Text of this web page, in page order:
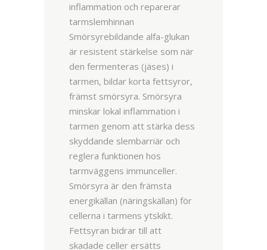
inflammation och reparerar
tarmslemhinnan
Smörsyrebildande alfa-glukan
är resistent stärkelse som när
den fermenteras (jäses) i
tarmen, bildar korta fettsyror,
främst smörsyra. Smörsyra
minskar lokal inflammation i
tarmen genom att stärka dess
skyddande slembarriär och
reglera funktionen hos
tarmväggens immunceller.
Smörsyra är den främsta
energikällan (näringskällan) för
cellerna i tarmens ytskikt.
Fettsyran bidrar till att
skadade celler ersätts